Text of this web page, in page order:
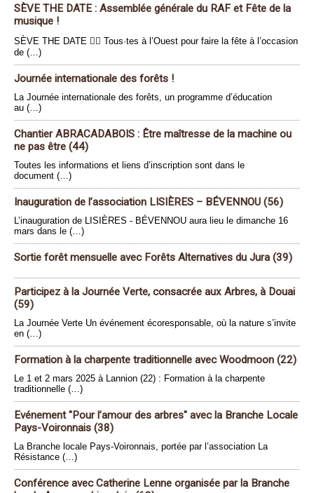
SÈVE THE DATE : Assemblée générale du RAF et Fête de la
musique !
SÈVE THE DATE 🏴‍☠️ Tous·tes à l’Ouest pour faire la fête à l’occasion
de (…)
Journée internationale des forêts !
La Journée internationale des forêts, un programme d’éducation
au (…)
Chantier ABRACADABOIS : Être maîtresse de la machine ou
ne pas être (44)
Toutes les informations et liens d’inscription sont dans le
document (…)
Inauguration de l’association LISIÈRES – BÉVENNOU (56)
L’inauguration de LISIÈRES - BÉVENNOU aura lieu le dimanche 16
mars dans le (…)
Sortie forêt mensuelle avec Forêts Alternatives du Jura (39)
Participez à la Journée Verte, consacrée aux Arbres, à Douai
(59)
La Journée Verte Un événement écoresponsable, où la nature s’invite
en (…)
Formation à la charpente traditionnelle avec Woodmoon (22)
Le 1 et 2 mars 2025 à Lannion (22) : Formation à la charpente
traditionnelle (…)
Evénement "Pour l’amour des arbres" avec la Branche Locale
Pays-Voironnais (38)
La Branche locale Pays-Voironnais, portée par l’association La
Résistance (…)
Conférence avec Catherine Lenne organisée par la Branche